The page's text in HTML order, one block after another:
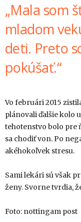
„Mala som
mladom
deti. Preto
pokúšať.“
Vo februári 2015
plánovali ďalšie kolo
tehotenstvo bolo pre
sa chodiť von. Po
akéhokoľvek stresu.
Sami lekári sú však
ženy. Svorne tvrdia,
Foto: nottingam post